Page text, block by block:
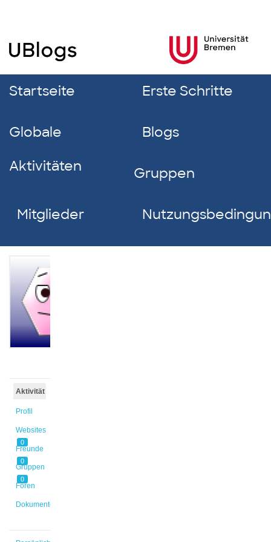
Startseite Erste Schritte
Globale
Aktivitäten
Blogs
Gruppen
Mitglieder
Aktivität
Profil
Websites
0
Freunde
0
Gruppen
0
Foren
Dokumente